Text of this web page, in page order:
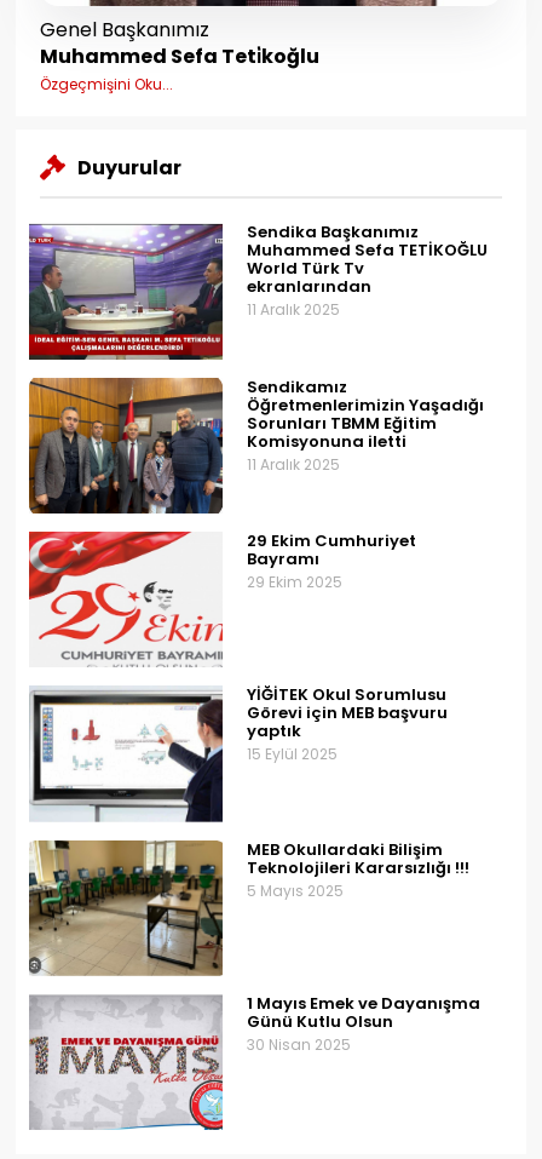
Genel Başkanımız
Muhammed Sefa Teti̇koğlu
Özgeçmişini Oku...
Duyurular
Sendika Başkanımız
Muhammed Sefa TETİKOĞLU
World Türk Tv
ekranlarından
11 Aralık 2025
Sendikamız
Öğretmenlerimizin Yaşadığı
Sorunları TBMM Eğitim
Komisyonuna iletti
11 Aralık 2025
29 Ekim Cumhuriyet
Bayramı
29 Ekim 2025
YİĞİTEK Okul Sorumlusu
Görevi için MEB başvuru
yaptık
15 Eylül 2025
MEB Okullardaki Bilişim
Teknolojileri Kararsızlığı !!!
5 Mayıs 2025
1 Mayıs Emek ve Dayanışma
Günü Kutlu Olsun
30 Nisan 2025